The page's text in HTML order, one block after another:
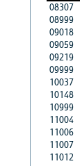
08307
08999
09018
09059
09219
09999
10037
10148
10999
11004
11006
11007
11012